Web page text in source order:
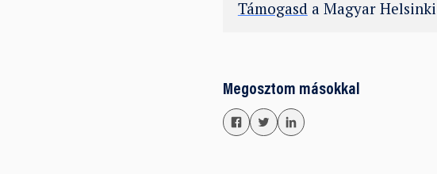
Támogasd a Magyar
Megosztom másokkal